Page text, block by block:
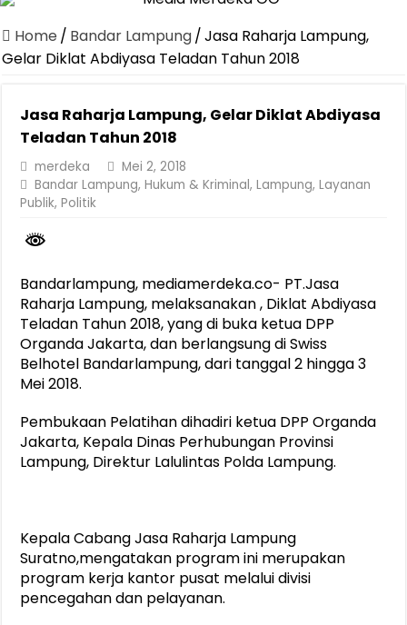
Dirut Jasa Raharja Dampingi Wamenhub Tinjau Penanganan
Pastikan Pelayanan Maksimal, Direksi Jasa Raharja Tinjau Korban
Jasa Raharja Jamin Seluruh Korban Kebakaran KM Mutiara
Gelar Audiensi, Jasa Raharja dan Kementerian PANRB Perkuat
Berkontribusi terhadap Keselamatan dan Mobilitas Masyarakat,
Jasa Raharja dan Korlantas Polri Ajak Masyarakat Akhiri Lawan
Bangun SDM Unggul, Gubernur Mirza Dukung Pelatihan Bahasa
Home / Bandar Lampung/Jasa Raharja Lampung,
Gelar Diklat Abdiyasa Teladan Tahun 2018
Jasa Raharja Lampung, Gelar Diklat Abdiyasa
Teladan Tahun 2018
merdeka
Mei 2, 2018
Bandar Lampung,Hukum & Kriminal,Lampung,Layanan
Publik,Politik
Bandarlampung, mediamerdeka.co- PT.Jasa
Raharja Lampung, melaksanakan , Diklat Abdiyasa
Teladan Tahun 2018, yang di buka ketua DPP
Organda Jakarta, dan berlangsung di Swiss
Belhotel Bandarlampung, dari tanggal 2 hingga 3
Mei 2018.
Pembukaan Pelatihan dihadiri ketua DPP Organda
Jakarta, Kepala Dinas Perhubungan Provinsi
Lampung, Direktur Lalulintas Polda Lampung.
Kepala Cabang Jasa Raharja Lampung
Suratno,mengatakan program ini merupakan
program kerja kantor pusat melalui divisi
pencegahan dan pelayanan.